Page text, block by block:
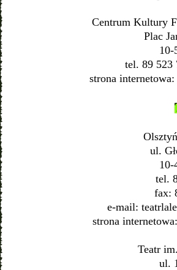
Centrum Kultury
Plac
10-
tel. 89 523
strona internetowa:
ul.
10-
tel.
fax:
e-mail:
strona internetowa:
Teatr
ul.